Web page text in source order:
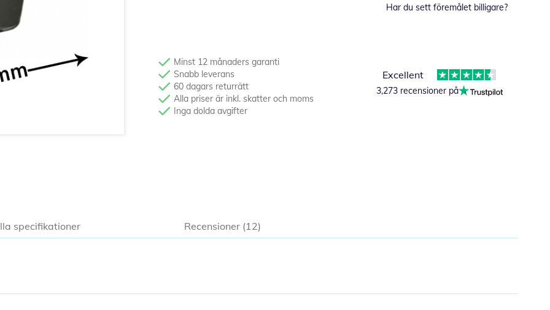
Har du sett föremålet billigare?
Minst 12 månaders garanti
Snabb leverans
60 dagars returrätt
Alla priser är inkl. skatter och moms
Inga dolda avgifter
Excellent
3,273 recensioner på
specifikationer Recensioner 12